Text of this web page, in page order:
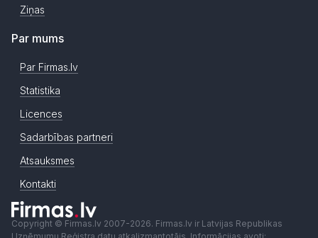
Ziņas
Par mums
Par Firmas.lv
Statistika
Licences
Sadarbības partneri
Atsauksmes
Kontakti
Copyright © Firmas.lv 2007-2026. Firmas.lv ir Latvijas Republikas